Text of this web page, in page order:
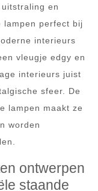
en
lampen perfect bij
interieurs
vleugje edgy en
interieurs juist
sfeer. De
lampen maakt ze
worden
ontwerpen
staande